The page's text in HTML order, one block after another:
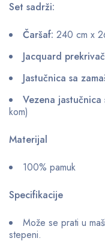
Set sadrži:
Čaršaf: 240 cm x
Jacquard
Jastučnica sa
Vezena jastučnica
kom)
Materijal
100% pamuk
Specifikacije
Može se prati u
stepeni.